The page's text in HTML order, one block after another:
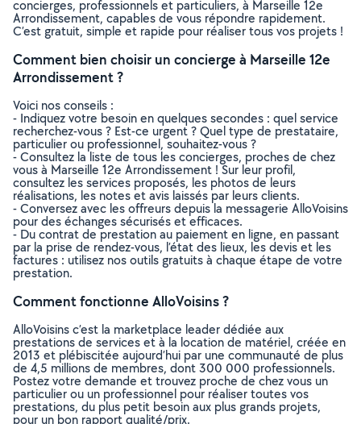
concierges, professionnels et particuliers, à Marseille 12e
Arrondissement, capables de vous répondre rapidement.
C’est gratuit, simple et rapide pour réaliser tous vos projets !
Comment bien choisir un concierge à Marseille 12e
Arrondissement ?
Voici nos conseils :
- Indiquez votre besoin en quelques secondes : quel service
recherchez-vous ? Est-ce urgent ? Quel type de prestataire,
particulier ou professionnel, souhaitez-vous ?
- Consultez la liste de tous les concierges, proches de chez
vous à Marseille 12e Arrondissement ! Sur leur profil,
consultez les services proposés, les photos de leurs
réalisations, les notes et avis laissés par leurs clients.
- Conversez avec les offreurs depuis la messagerie AlloVoisins
pour des échanges sécurisés et efficaces.
- Du contrat de prestation au paiement en ligne, en passant
par la prise de rendez-vous, l’état des lieux, les devis et les
factures : utilisez nos outils gratuits à chaque étape de votre
prestation.
Comment fonctionne AlloVoisins ?
AlloVoisins c’est la marketplace leader dédiée aux
prestations de services et à la location de matériel, créée en
2013 et plébiscitée aujourd’hui par une communauté de plus
de 4,5 millions de membres, dont 300 000 professionnels.
Postez votre demande et trouvez proche de chez vous un
particulier ou un professionnel pour réaliser toutes vos
prestations, du plus petit besoin aux plus grands projets,
pour un bon rapport qualité/prix.